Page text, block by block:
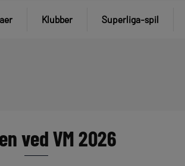
Klubber Superliga-spil
ved VM 2026